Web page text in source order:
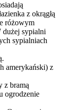
z okrągłą
różowym
dużej sypialni
sypialniach
amerykański) z
z bramą
ogrodzenie